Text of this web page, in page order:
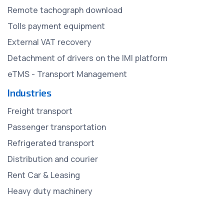
Remote tachograph download
Tolls payment equipment
External VAT recovery
Detachment of drivers on the IMI platform
eTMS - Transport Management
Industries
Freight transport
Passenger transportation
Refrigerated transport
Distribution and courier
Rent Car & Leasing
Heavy duty machinery